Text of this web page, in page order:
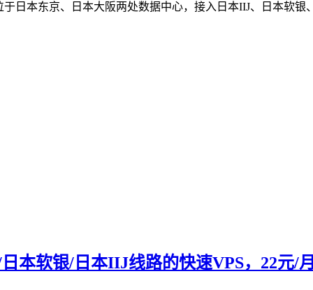
于日本东京、日本大阪两处数据中心，接入日本IIJ、日本软
本软银/日本IIJ线路的快速VPS，22元/